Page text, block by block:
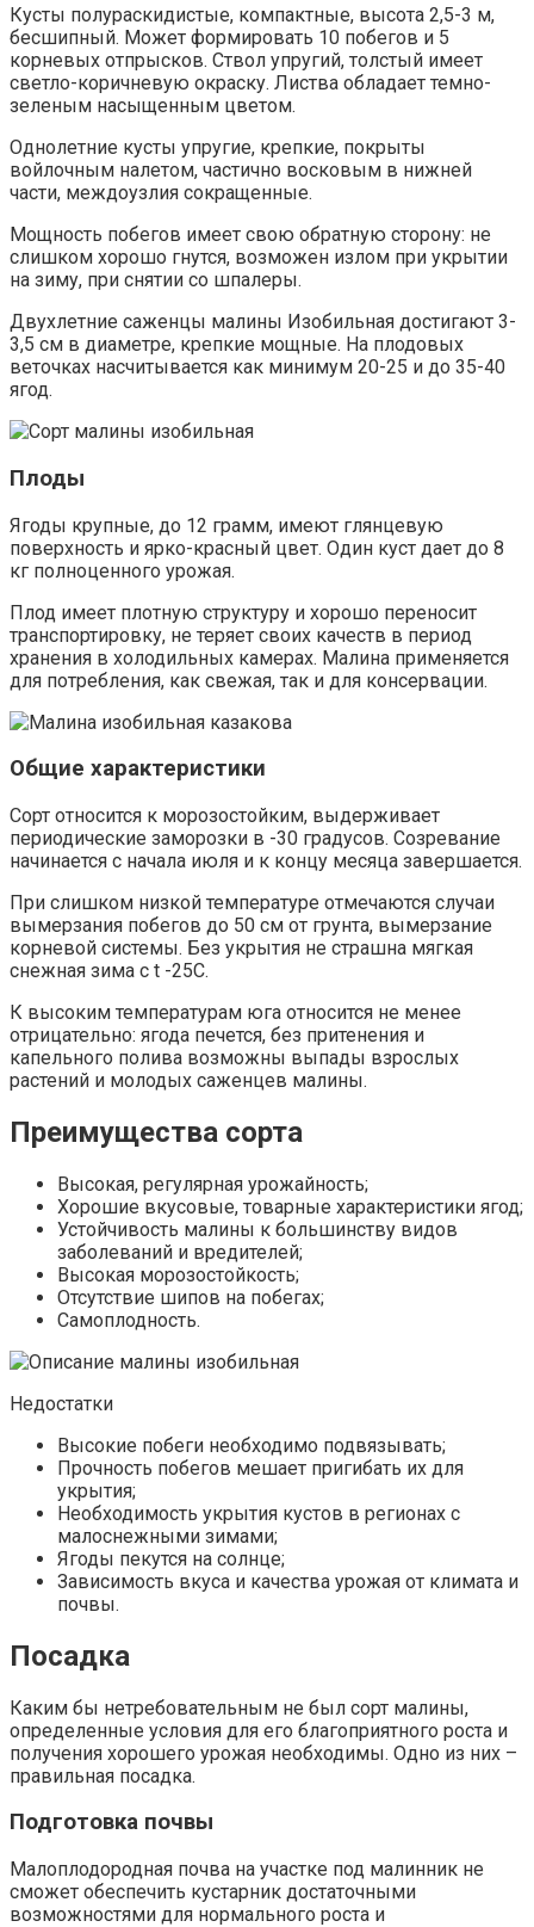
Кусты полураскидистые, компактные, высота 2,5-3 м,
бесшипный. Может формировать 10 побегов и 5
корневых отпрысков. Ствол упругий, толстый имеет
светло-коричневую окраску. Листва обладает темно-
зеленым насыщенным цветом.
Однолетние кусты упругие, крепкие, покрыты
войлочным налетом, частично восковым в нижней
части, междоузлия сокращенные.
Мощность побегов имеет свою обратную сторону: не
слишком хорошо гнутся, возможен излом при укрытии
на зиму, при снятии со шпалеры.
Двухлетние саженцы малины Изобильная достигают 3-
3,5 см в диаметре, крепкие мощные. На плодовых
веточках насчитывается как минимум 20-25 и до 35-40
ягод.
Плоды
Ягоды крупные, до 12 грамм, имеют глянцевую
поверхность и ярко-красный цвет. Один куст дает до 8
кг полноценного урожая.
Плод имеет плотную структуру и хорошо переносит
транспортировку, не теряет своих качеств в период
хранения в холодильных камерах. Малина применяется
для потребления, как свежая, так и для консервации.
Общие характеристики
Сорт относится к морозостойким, выдерживает
периодические заморозки в -30 градусов. Созревание
начинается с начала июля и к концу месяца завершается.
При слишком низкой температуре отмечаются случаи
вымерзания побегов до 50 см от грунта, вымерзание
корневой системы. Без укрытия не страшна мягкая
снежная зима с t -25С.
К высоким температурам юга относится не менее
отрицательно: ягода печется, без притенения и
капельного полива возможны выпады взрослых
растений и молодых саженцев малины.
Преимущества сорта
Высокая, регулярная урожайность;
Хорошие вкусовые, товарные характеристики ягод;
Устойчивость малины к большинству видов
заболеваний и вредителей;
Высокая морозостойкость;
Отсутствие шипов на побегах;
Самоплодность.
Недостатки
Высокие побеги необходимо подвязывать;
Прочность побегов мешает пригибать их для
укрытия;
Необходимость укрытия кустов в регионах с
малоснежными зимами;
Ягоды пекутся на солнце;
Зависимость вкуса и качества урожая от климата и
почвы.
Посадка
Каким бы нетребовательным не был сорт малины,
определенные условия для его благоприятного роста и
получения хорошего урожая необходимы. Одно из них –
правильная посадка.
Подготовка почвы
Малоплодородная почва на участке под малинник не
сможет обеспечить кустарник достаточными
возможностями для нормального роста и